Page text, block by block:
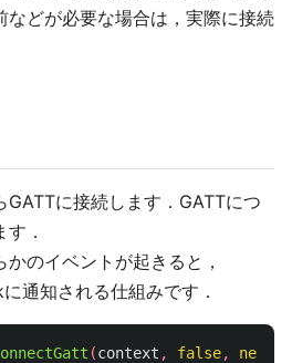
などが必要な場合は，実際に接続
GATTに接続します．GATTにつ
．
のイベントが起きると，
通知される仕組みです．
(context , false, new